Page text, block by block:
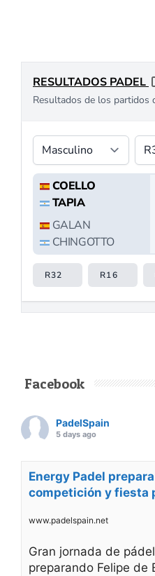
Facebook
PadelSpain
5 days ago
Energy Padel
competición y fiesta
www.padelspain.net
Gran jornada de
preparando Felipe de